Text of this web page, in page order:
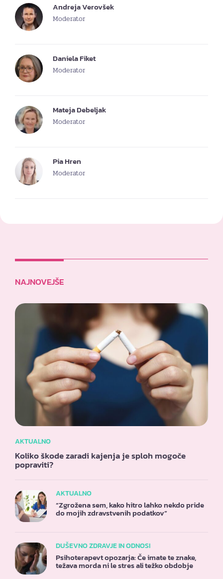
Andreja Verovšek
Moderator
Daniela Fiket
Moderator
Mateja Debeljak
Moderator
Pia Hren
Moderator
NAJNOVEJŠE
AKTUALNO
Koliko škode zaradi kajenja je sploh mogoče
popraviti?
AKTUALNO
“Zgrožena sem, kako hitro lahko nekdo pride
do mojih zdravstvenih podatkov”
DUŠEVNO ZDRAVJE IN ODNOSI
Psihoterapevt opozarja: Če imate te znake,
težava morda ni le stres ali težko obdobje